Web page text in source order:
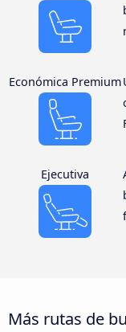
Económica Premium
Ejecutiva
Más rutas de